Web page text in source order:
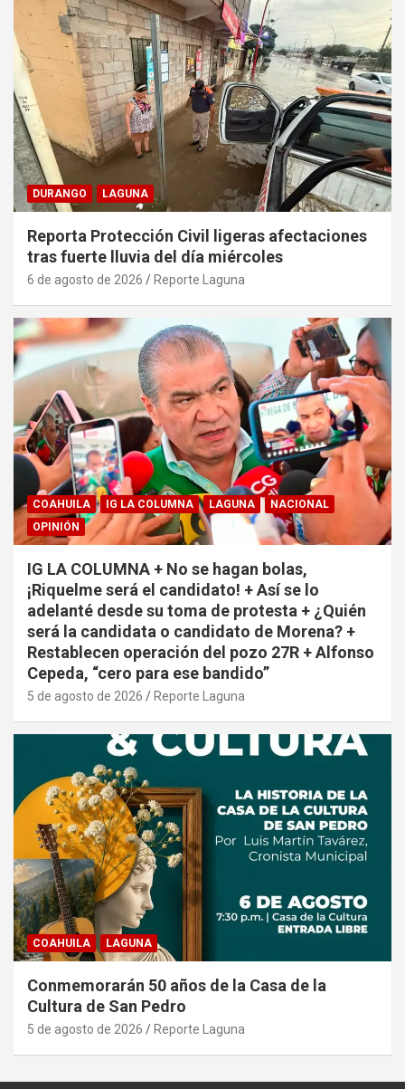
DURANGO LAGUNA
Reporta Protección Civil ligeras afectaciones
tras fuerte lluvia del día miércoles
6 de agosto de 2026 Reporte Laguna
COAHUILA IG LA COLUMNA LAGUNA
NACIONAL
OPINIÓN
IG LA COLUMNA + No se hagan bolas,
¡Riquelme será el candidato! + Así se lo
adelanté desde su toma de protesta + ¿Quién
será la candidata o candidato de Morena? +
Restablecen operación del pozo 27R + Alfonso
Cepeda, “cero para ese bandido”
5 de agosto de 2026 Reporte Laguna
COAHUILA LAGUNA
Conmemorarán 50 años de la Casa de la
Cultura de San Pedro
5 de agosto de 2026 Reporte Laguna